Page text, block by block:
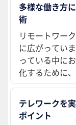
多様な働き方
術
リモートワー
に広がってい
っている中に
化するために
テレワークを
ポイント